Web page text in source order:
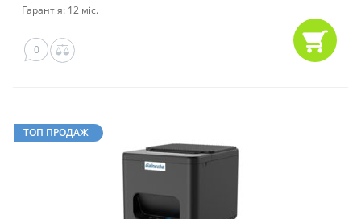
Гарантія: 12 міс.
0
ТОП ПРОДАЖ